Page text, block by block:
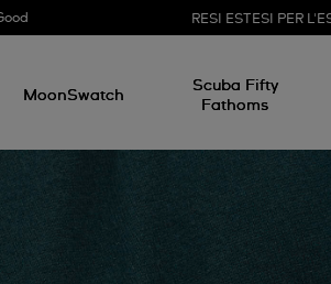
RESI ESTESI PER
MoonSwatch
Scuba Fifty
Fathoms